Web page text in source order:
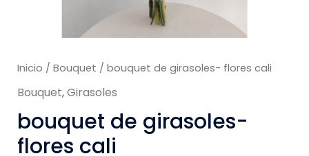
Inicio / Bouquet / bouquet de girasoles- flores cali
Bouquet,Girasoles
bouquet de girasoles-
flores cali